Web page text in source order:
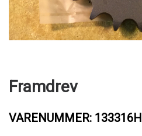
Framdrev
VARENUMMER: 133316H